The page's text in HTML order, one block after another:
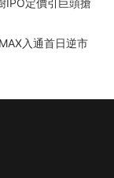
IPO定價引巨頭搶
入通首日逆市